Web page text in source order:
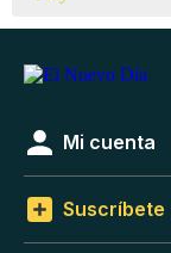
Mi cuenta
Suscríbete